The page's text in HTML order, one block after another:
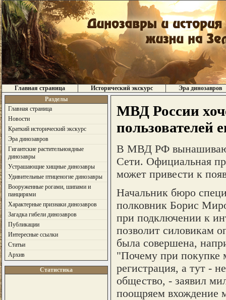
Главная страница Исторический экскурс
Эра динозавров
Разделы
Главная страница
Новости
Краткий исторический экскурс
Эра динозавров
Гигантские растительноядные
динозавры
Устрашающие хищные динозавры
Удивительные птиценогие динозавры
Вооруженные рогами, шипами и
панцирями
Характерные признаки динозавров
Загадка гибели динозавров
Публикации
Интересные ссылки
Статьи
Архив
Статистика
МВД России
пользователей
В МВД РФ вынашивают
Сети. Официальная
может привести к
Начальник бюро
полковник Борис
при подключении к
позволит силовикам
была совершена,
"Почему при покупке
регистрация, а тут -
общество, - заявил
поощряем вхождение